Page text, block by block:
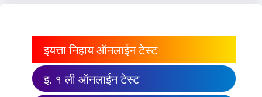
इयत्ता निहाय ऑनलाईन टेस्ट
इ. १ ली ऑनलाईन टेस्ट